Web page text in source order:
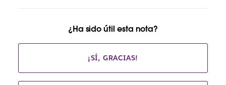
¿Ha sido útil esta nota?
¡SÍ, GRACIAS!